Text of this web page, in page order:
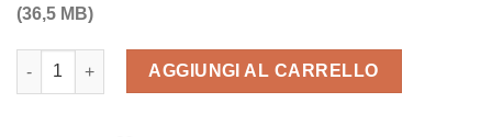
16,90€.16,06€.
(36,5 MB)
Il restauro del legno. Volume 1 quantità
AGGIUNGI AL CARRELLO